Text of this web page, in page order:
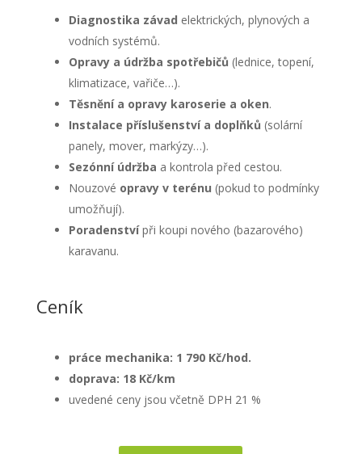
Diagnostika závad elektrických, plynových a
vodních systémů.
Opravy a údržba spotřebičů (lednice, topení,
klimatizace, vařiče…).
Těsnění a opravy karoserie a oken.
Instalace příslušenství a doplňků (solární
panely, mover, markýzy…).
Sezónní údržba a kontrola před cestou.
Nouzové opravy v terénu (pokud to podmínky
umožňují).
Poradenstvípři koupi nového (bazarového)
karavanu.
Ceník
práce mechanika: 1 790 Kč/hod.
doprava: 18 Kč/km
uvedené ceny jsou včetně DPH 21 %